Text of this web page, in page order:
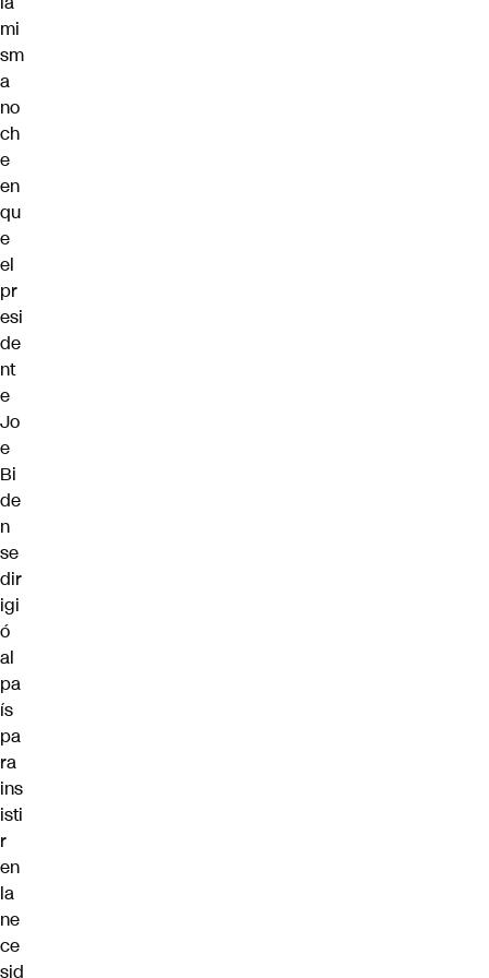
mi
sm
a
no
ch
e
en
qu
e
el
pr
esi
de
nt
e
Jo
e
Bi
de
n
se
dir
igi
ó
al
pa
ís
pa
ra
ins
isti
r
en
la
ne
ce
sid